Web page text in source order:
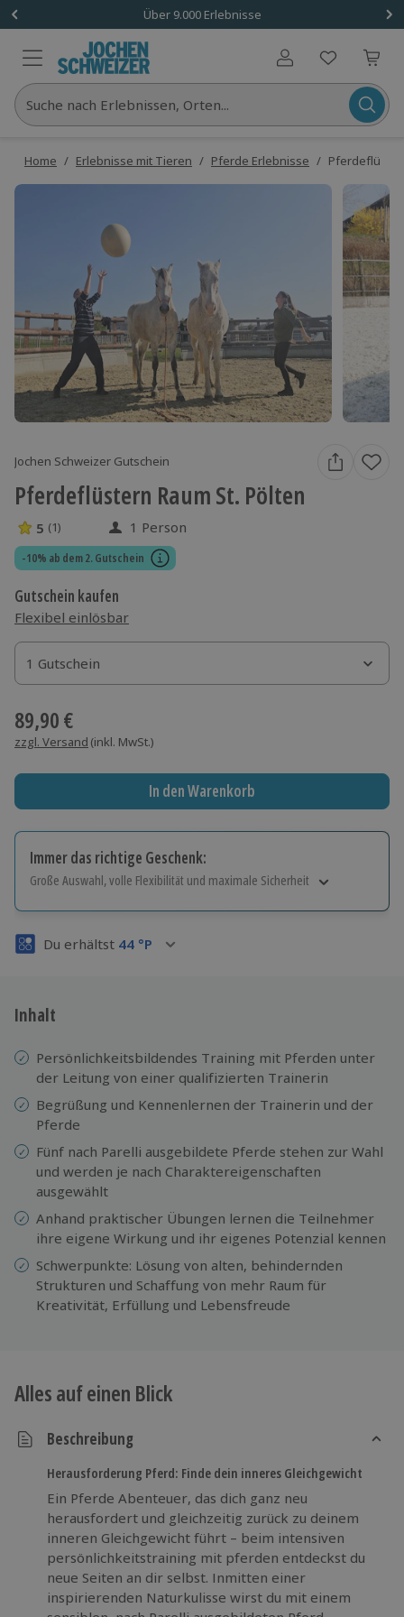
Über 9.000 Erlebnisse
Benutzerkonto
Suche nach Erlebnissen, Orten...
Home / Erlebnisse mit Tieren / Pferde Erlebnisse /
Jochen Schweizer Gutschein
Pferdeflüstern Raum St. Pölten
5 Sterne von 5 aus 1 Bewertungen
5 (1) 1 Person
-10% ab dem 2. Gutschein
Gutschein kaufen
Flexibel einlösbar
1 Gutschein
1 Gutschein
1 Gutschein
89,90 €
zzgl. Versand (inkl. MwSt.)
In den Warenkorb
Immer das richtige Geschenk:
Große Auswahl, volle Flexibilität und maximale Sicherheit
Volle Flexibilität
3 Jahre gültig & verlängerbar.
Du erhältst 44 °P
Inhalt
Persönlichkeitsbildendes Training mit Pferden unter
der Leitung von einer qualifizierten Trainerin
Begrüßung und Kennenlernen der Trainerin und der
Pferde
Fünf nach Parelli ausgebildete Pferde stehen zur Wahl
und werden je nach Charaktereigenschaften
ausgewählt
Anhand praktischer Übungen lernen die Teilnehmer
ihre eigene Wirkung und ihr eigenes Potenzial kennen
Schwerpunkte: Lösung von alten, behindernden
Strukturen und Schaffung von mehr Raum für
Kreativität, Erfüllung und Lebensfreude
Alles auf einen Blick
Beschreibung
Herausforderung Pferd: Finde dein inneres Gleichgewicht
Ein Pferde Abenteuer, das dich ganz neu
herausfordert und gleichzeitig zurück zu deinem
inneren Gleichgewicht führt – beim intensiven
persönlichkeitstraining mit pferden entdeckst du
neue Seiten an dir selbst. Inmitten einer
inspirierenden Naturkulisse wirst du mit einem